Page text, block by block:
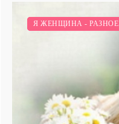
Я И ОТНОШЕНИЯ.
Я ЖЕНЩИНА - РАЗНОЕ